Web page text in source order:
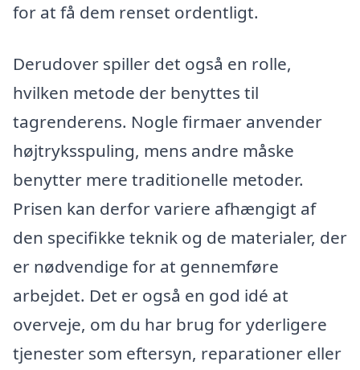
for at få dem renset ordentligt.
Derudover spiller det også en rolle,
hvilken metode der benyttes til
tagrenderens. Nogle firmaer anvender
højtryksspuling, mens andre måske
benytter mere traditionelle metoder.
Prisen kan derfor variere afhængigt af
den specifikke teknik og de materialer, der
er nødvendige for at gennemføre
arbejdet. Det er også en god idé at
overveje, om du har brug for yderligere
tjenester som eftersyn, reparationer eller